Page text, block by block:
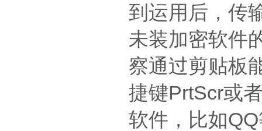
到运用后，传
未装加密软件
察通过剪贴板
捷键PrtScr或
软件，比如